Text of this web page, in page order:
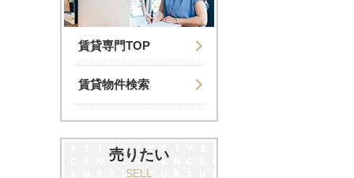
賃貸専門TOP
賃貸物件検索
売りたい
SELL